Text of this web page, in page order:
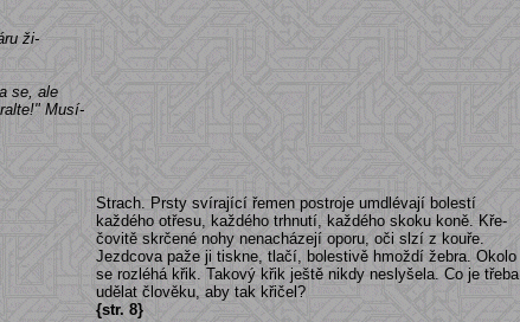
ži-
se, ale
Musí-
Strach. Prsty svírající řemen postroje umdlévají bolestí
každého otřesu, každého trhnutí, každého skoku koně. Kře-
čovitě skrčené nohy nenacházejí oporu, oči slzí z kouře.
Jezdcova paže ji tiskne, tlačí, bolestivě hmoždí žebra. Okolo
se rozléhá křik. Takový křik ještě nikdy neslyšela. Co je třeba
udělat člověku, aby tak křičel?
{str. 8}